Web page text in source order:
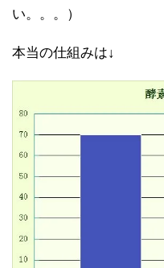
い。。。）
本当の仕組みは↓